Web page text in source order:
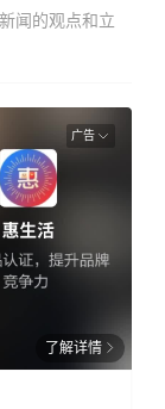
闻的观点和立
广告
了解详情